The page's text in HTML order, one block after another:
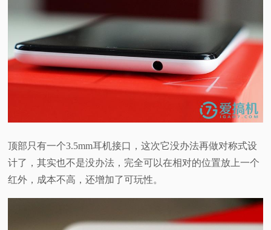
顶部只有一个3.5mm耳机接口，这次它没办法再做对称式设
计了，其实也不是没办法，完全可以在相对的位置放上一个
红外，成本不高，还增加了可玩性。